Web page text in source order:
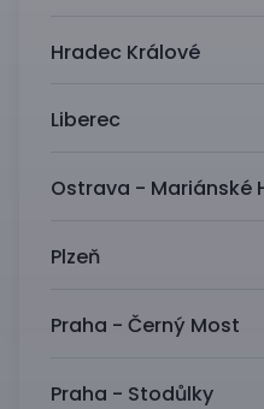
Hradec Králové
Liberec
Ostrava - Mariánské
Plzeň
Praha - Černý Most
Praha - Stodůlky